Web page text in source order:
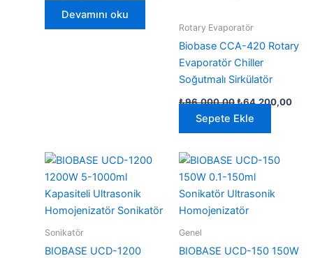
Devamını oku
Rotary Evaporatör
Biobase CCA-420 Rotary
Evaporatör Chiller
Soğutmalı Sirkülatör
₺96.000,00Orijinal
₺96.000,00.
₺64.200,00Şu
Sepete Ekle
Sonikatör
BIOBASE UCD-1200
Genel
BIOBASE UCD-150 150W